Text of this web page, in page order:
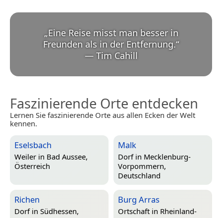
„Eine Reise misst man besser in
Freunden als in der Entfernung. “
— Tim Cahill
Faszinierende Orte entdecken
Lernen Sie faszinierende Orte aus allen Ecken der Welt
kennen.
Eselsbach
Weiler in Bad Aussee,
Österreich
Malk
Dorf in Mecklenburg-
Vorpommern,
Deutschland
Richen
Dorf in Südhessen,
Burg Arras
Ortschaft in Rheinland-